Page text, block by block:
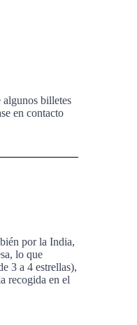
algunos billetes
en contacto
por la India,
lo que
3 a 4 estrellas),
recogida en el